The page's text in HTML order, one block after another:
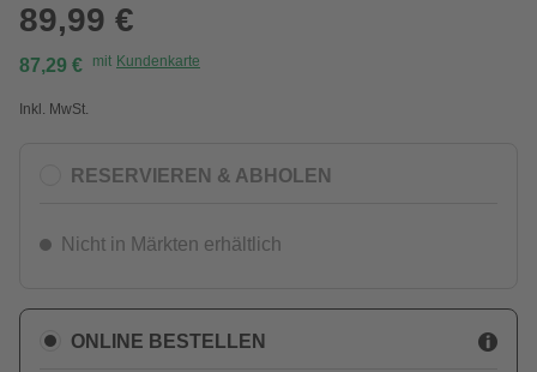
89,99 €
87,29 € mit Kundenkarte
Inkl. MwSt.
RESERVIEREN & ABHOLEN
Nicht in Märkten erhältlich
ONLINE BESTELLEN